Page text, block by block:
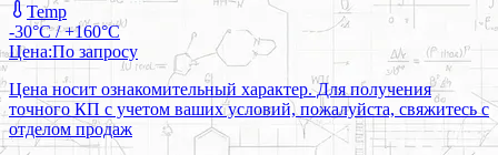
Temp
-30°C / +160°C
Цена:По запросу
Цена носит ознакомительный характер. Для получения
точного КП с учетом ваших условий, пожалуйста, свяжитесь с
отделом продаж